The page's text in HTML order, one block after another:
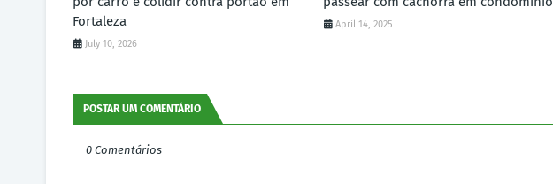
Fortaleza
July 10, 2026
April 14, 2025
POSTAR UM COMENTÁRIO
0 Comentários